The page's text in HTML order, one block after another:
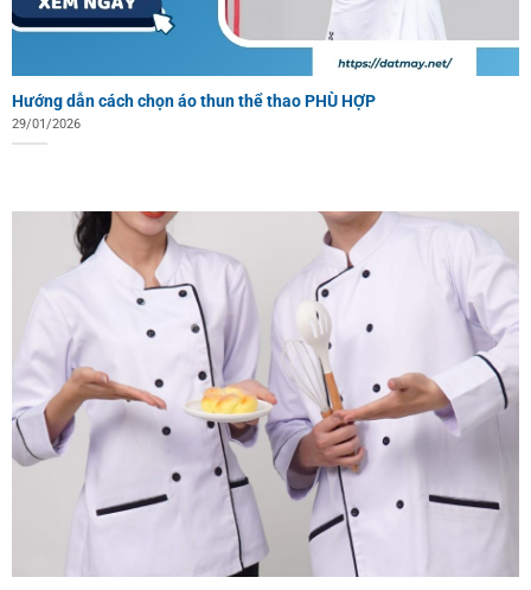
Hướng dẫn cách chọn áo thun thể thao PHÙ HỢP
29/01/2026